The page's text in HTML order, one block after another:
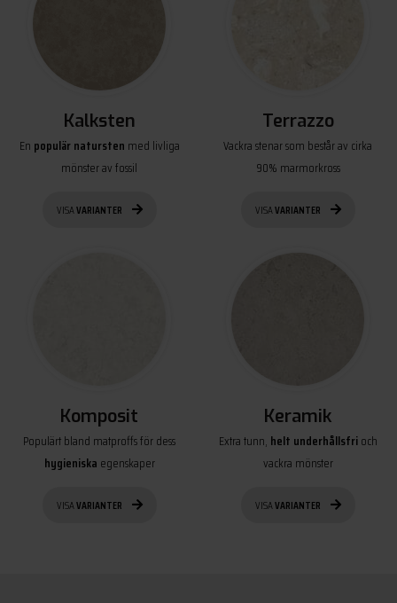
Kalksten
En populär natursten med livliga
mönster av fossil
VISAVARIANTER
Terrazzo
Vackra stenar som består av cirka
90% marmorkross
VISAVARIANTER
Komposit
Populärt bland matproffs för dess
hygieniska egenskaper
VISAVARIANTER
Keramik
Extra tunn, helt underhållsfrioch
vackra mönster
VISAVARIANTER